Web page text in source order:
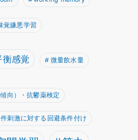
覚嫌悪学習
衡感覚 微量飲水量
向）・抗鬱薬検定
刺激に対する回避条件付け